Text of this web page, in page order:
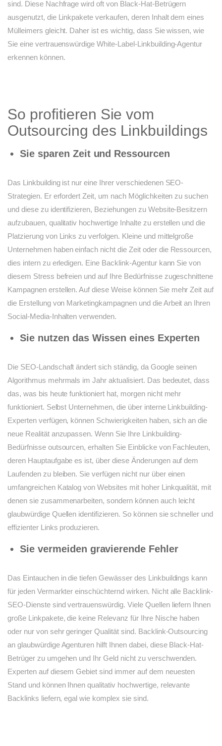
sind. Diese Nachfrage wird oft von Black-Hat-Betrügern
ausgenutzt, die Linkpakete verkaufen, deren Inhalt dem eines
Mülleimers gleicht. Daher ist es wichtig, dass Sie wissen, wie
Sie eine vertrauenswürdige White-Label-Linkbuilding-Agentur
erkennen können.
So profitieren Sie vom
Outsourcing des Linkbuildings
Sie sparen Zeit und Ressourcen
Das Linkbuilding ist nur eine Ihrer verschiedenen SEO-
Strategien. Er erfordert Zeit, um nach Möglichkeiten zu suchen
und diese zu identifizieren, Beziehungen zu Website-Besitzern
aufzubauen, qualitativ hochwertige Inhalte zu erstellen und die
Platzierung von Links zu verfolgen. Kleine und mittelgroße
Unternehmen haben einfach nicht die Zeit oder die Ressourcen,
dies intern zu erledigen. Eine Backlink-Agentur kann Sie von
diesem Stress befreien und auf Ihre Bedürfnisse zugeschnittene
Kampagnen erstellen. Auf diese Weise können Sie mehr Zeit auf
die Erstellung von Marketingkampagnen und die Arbeit an Ihren
Social-Media-Inhalten verwenden.
Sie nutzen das Wissen eines Experten
Die SEO-Landschaft ändert sich ständig, da Google seinen
Algorithmus mehrmals im Jahr aktualisiert. Das bedeutet, dass
das, was bis heute funktioniert hat, morgen nicht mehr
funktioniert. Selbst Unternehmen, die über interne Linkbuilding-
Experten verfügen, können Schwierigkeiten haben, sich an die
neue Realität anzupassen. Wenn Sie Ihre Linkbuilding-
Bedürfnisse outsourcen, erhalten Sie Einblicke von Fachleuten,
deren Hauptaufgabe es ist, über diese Änderungen auf dem
Laufenden zu bleiben. Sie verfügen nicht nur über einen
umfangreichen Katalog von Websites mit hoher Linkqualität, mit
denen sie zusammenarbeiten, sondern können auch leicht
glaubwürdige Quellen identifizieren. So können sie schneller und
effizienter Links produzieren.
Sie vermeiden gravierende Fehler
Das Eintauchen in die tiefen Gewässer des Linkbuildings kann
für jeden Vermarkter einschüchternd wirken. Nicht alle Backlink-
SEO-Dienste sind vertrauenswürdig. Viele Quellen liefern Ihnen
große Linkpakete, die keine Relevanz für Ihre Nische haben
oder nur von sehr geringer Qualität sind. Backlink-Outsourcing
an glaubwürdige Agenturen hilft Ihnen dabei, diese Black-Hat-
Betrüger zu umgehen und Ihr Geld nicht zu verschwenden.
Experten auf diesem Gebiet sind immer auf dem neuesten
Stand und können Ihnen qualitativ hochwertige, relevante
Backlinks liefern, egal wie komplex sie sind.